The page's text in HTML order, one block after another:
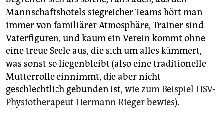
Mannschaftshotels siegreicher Teams hört man
immer von familiärer Atmosphäre, Trainer sind
Vaterfiguren, und kaum ein Verein kommt ohne
eine treue Seele aus, die sich um alles kümmert,
was sonst so liegenbleibt (also eine traditionelle
Mutterrolle einnimmt, die aber nicht
geschlechtlich gebunden ist, wie zum Beispiel HSV-
Physiotherapeut Hermann Rieger bewies).